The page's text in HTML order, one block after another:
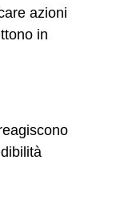
azioni
in